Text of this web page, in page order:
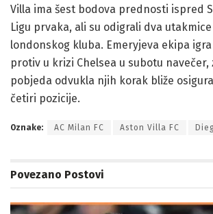
Villa ima šest bodova prednosti ispred
Ligu prvaka, ali su odigrali dva utakmice
londonskog kluba. Emeryjeva ekipa
protiv u krizi Chelsea u subotu navečer,
pobjeda odvukla njih korak bliže
četiri pozicije.
Oznake: AC Milan FC Aston Villa FC
Povezano Postovi